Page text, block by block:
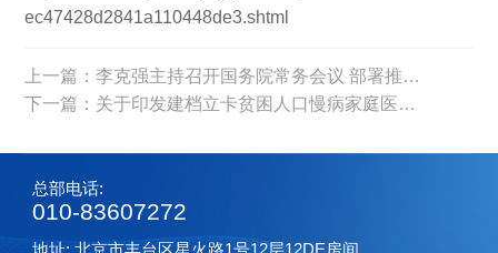
ec47428d2841a110448de3.shtml
上一篇：李克强主持召开国务院常务会议 部署推进分级诊疗制度建设
下一篇：关于印发建档立卡贫困人口慢病家庭医生签约服务工作方案的通知
总部电话:
010-83607272